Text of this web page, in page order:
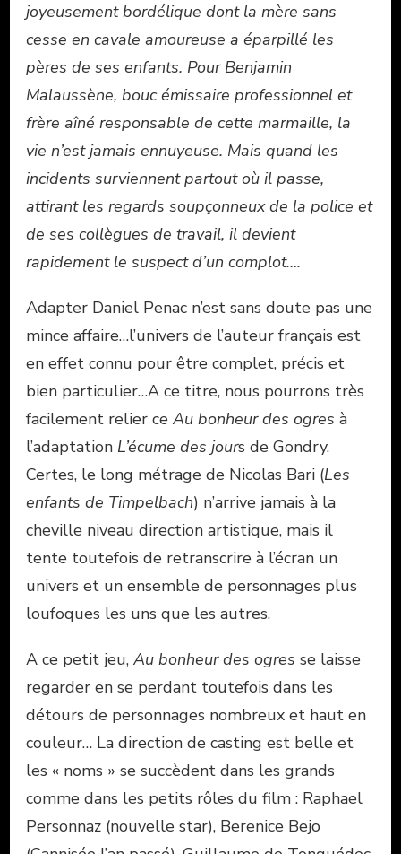
joyeusement bordélique dont la mère sans
cesse en cavale amoureuse a éparpillé les
pères de ses enfants. Pour Benjamin
Malaussène, bouc émissaire professionnel et
frère aîné responsable de cette marmaille, la
vie n’est jamais ennuyeuse. Mais quand les
incidents surviennent partout où il passe,
attirant les regards soupçonneux de la police et
de ses collègues de travail, il devient
rapidement le suspect d’un complot….
Adapter Daniel Penac n’est sans doute pas une
mince affaire…l’univers de l’auteur français est
en effet connu pour être complet, précis et
bien particulier…A ce titre, nous pourrons très
facilement relier ce Au bonheur des ogres à
l’adaptation L’écume des jours de Gondry.
Certes, le long métrage de Nicolas Bari (Les
enfants de Timpelbach) n’arrive jamais à la
cheville niveau direction artistique, mais il
tente toutefois de retranscrire à l’écran un
univers et un ensemble de personnages plus
loufoques les uns que les autres.
A ce petit jeu, Au bonheur des ogres se laisse
regarder en se perdant toutefois dans les
détours de personnages nombreux et haut en
couleur… La direction de casting est belle et
les « noms » se succèdent dans les grands
comme dans les petits rôles du film : Raphael
Personnaz (nouvelle star), Berenice Bejo